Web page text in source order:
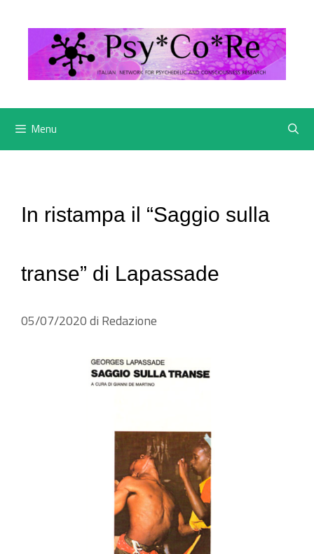
contenuto
Menu
In ristampa il “Saggio sulla
transe” di Lapassade
05/07/2020di Redazione